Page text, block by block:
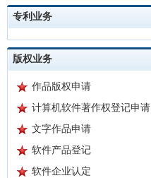
专利业务
版权业务
作品版权申请
计算机软件著作权登记申请
文字作品申请
软件产品登记
软件企业认定